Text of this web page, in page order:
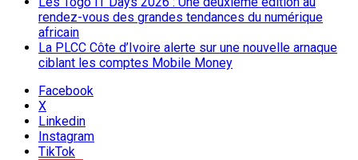
rendez-vous des grandes tendances du numérique
africain
La PLCC Côte d’Ivoire alerte sur une nouvelle arnaque
ciblant les comptes Mobile Money
Facebook
X
Linkedin
Instagram
TikTok